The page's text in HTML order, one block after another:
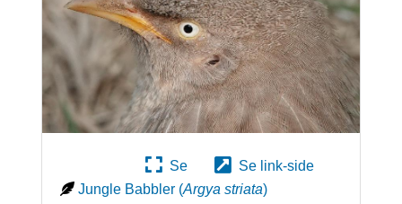
Se
Se link-side
Jungle Babbler (Argya striata)